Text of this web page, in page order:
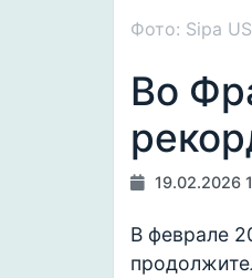
Фото: Sipa
Во
19.02.2026
В феврале